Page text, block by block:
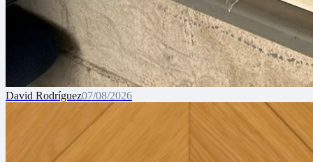
David Rodríguez07/08/2026